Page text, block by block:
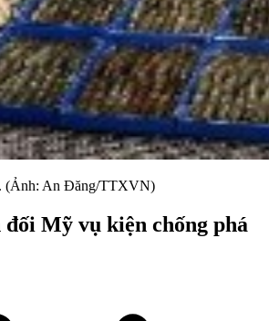
(Ảnh: An Đăng/TTXVN)
Mỹ vụ kiện chống phá